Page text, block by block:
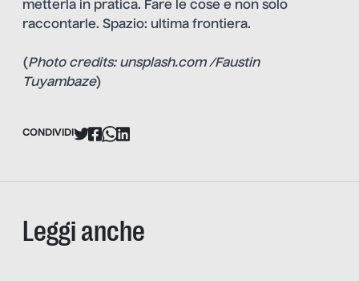
metterla in pratica. Fare le cose e non solo
raccontarle. Spazio: ultima frontiera.
(Photo credits: unsplash.com /Faustin
Tuyambaze)
CONDIVIDI
Leggi anche